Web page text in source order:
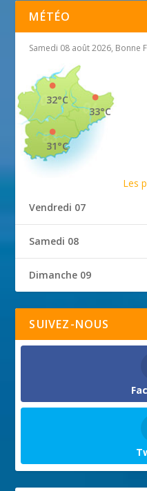
MÉTÉO
Samedi 08 août 2026, Bonne
33°C
32°C
31°C
Les
Vendredi 07
Samedi 08
Dimanche 09
SUIVEZ-NOUS